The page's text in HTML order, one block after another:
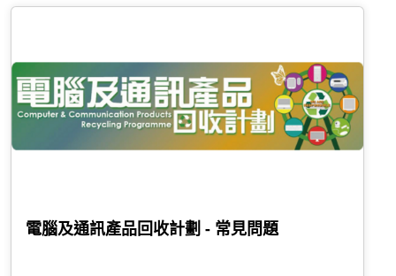
電腦及通訊產品回收計劃 - 常見問題